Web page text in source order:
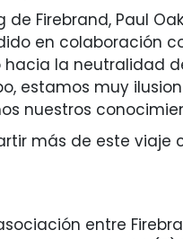
Firebrand, Paul
en colaboración
la neutralidad
estamos muy
nuestros
más de este
entre